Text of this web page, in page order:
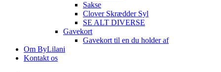
Sakse
Clover Skrædder Syl
SE ALT DIVERSE
Gavekort
Gavekort til en du holder af
Om ByLilani
Kontakt os